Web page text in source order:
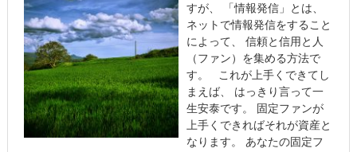
すが、 「情報発信」とは、
ネットで情報発信をすること
によって、 信頼と信用と人
（ファン）を集める方法で
す。 これが上手くできてし
まえば、 はっきり言って一
生安泰です。 固定ファンが
上手くできればそれが資産と
なります。 あなたの固定フ